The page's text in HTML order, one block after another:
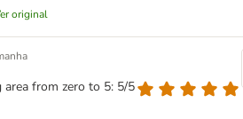
original
from zero to 5: 5/5